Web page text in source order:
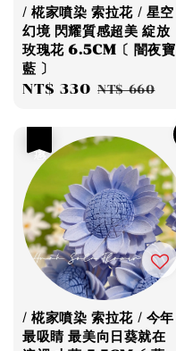
/ 椛家噴染 索拉花 / 星空
幻境 閃耀質感超美 綻放
玫瑰花 6.5CM〔 闇夜寶
藍 〕
Sale
NT$ 330 Regular
NT$ 660
/ 椛家噴染 索拉花 / 今年
最吸睛 最美向日葵就在